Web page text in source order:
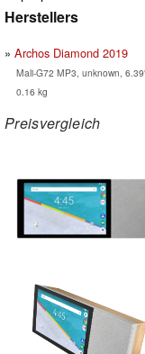
Herstellers
Archos Diamond 2019
Mali-G72 MP3, unknown,
0.16 kg
Preisvergleich